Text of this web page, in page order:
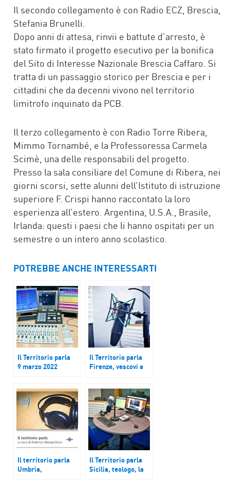
Il secondo collegamento è con Radio ECZ, Brescia,
Stefania Brunelli.
Dopo anni di attesa, rinvii e battute d’arresto, è
stato firmato il progetto esecutivo per la bonifica
del Sito di Interesse Nazionale Brescia Caffaro. Si
tratta di un passaggio storico per Brescia e per i
cittadini che da decenni vivono nel territorio
limitrofo inquinato da PCB.
Il terzo collegamento è con Radio Torre Ribera,
Mimmo Tornambé, e la Professoressa Carmela
Scimè, una delle responsabili del progetto.
Presso la sala consiliare del Comune di Ribera, nei
giorni scorsi, sette alunni dell’Istituto di istruzione
superiore F. Crispi hanno raccontato la loro
esperienza all’estero. Argentina, U.S.A., Brasile,
Irlanda: questi i paesi che li hanno ospitati per un
semestre o un intero anno scolastico.
POTREBBE ANCHE INTERESSARTI
Il Territorio parla
9 marzo 2022
Il Territorio parla
Firenze, vescovi a
mostra, Una vita
contro la mafia;
Lombardia, +17% le
aggressioni a
personale sanitario
Il territorio parla
Umbria,
Il Territorio parla
Sicilia, teologo, la